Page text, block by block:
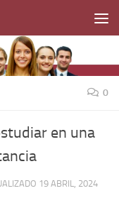
0
en una
19 ABRIL, 2024